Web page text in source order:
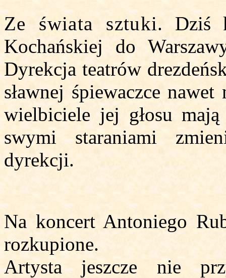
Ze świata sztuki. Dziś
Kochańskiej do
Dyrekcja teatrów
sławnej śpiewaczce
wielbiciele jej głosu
swymi staraniami
dyrekcji.
Na koncert Antoniego
rozkupione.
Artysta jeszcze nie